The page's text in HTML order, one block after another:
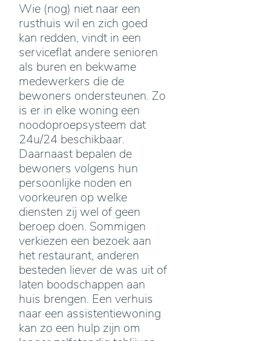
Wie (nog) niet naar een
rusthuis wil en zich goed
kan redden, vindt in een
serviceflat andere senioren
als buren en bekwame
medewerkers die de
bewoners ondersteunen. Zo
is er in elke woning een
noodoproepsysteem dat
24u/24 beschikbaar.
Daarnaast bepalen de
bewoners volgens hun
persoonlijke noden en
voorkeuren op welke
diensten zij wel of geen
beroep doen. Sommigen
verkiezen een bezoek aan
het restaurant, anderen
besteden liever de was uit of
laten boodschappen aan
huis brengen. Een verhuis
naar een assistentiewoning
kan zo een hulp zijn om